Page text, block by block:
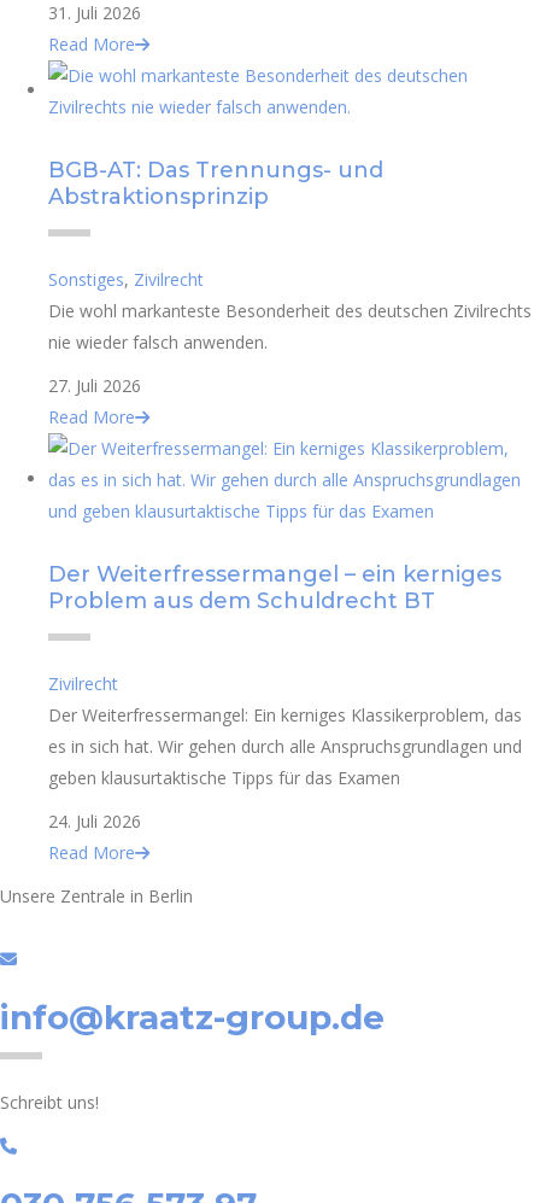
31. Juli 2026
Read More
BGB-AT: Das Trennungs- und
Abstraktionsprinzip
Sonstiges, Zivilrecht
Die wohl markanteste Besonderheit des deutschen Zivilrechts
nie wieder falsch anwenden.
27. Juli 2026
Read More
Der Weiterfressermangel – ein kerniges
Problem aus dem Schuldrecht BT
Zivilrecht
Der Weiterfressermangel: Ein kerniges Klassikerproblem, das
es in sich hat. Wir gehen durch alle Anspruchsgrundlagen und
geben klausurtaktische Tipps für das Examen
24. Juli 2026
Read More
Unsere Zentrale in Berlin
info@kraatz-group.de
Schreibt uns!